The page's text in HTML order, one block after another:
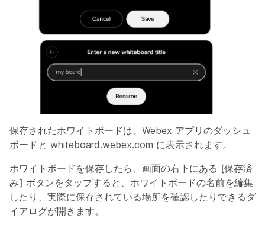
保存されたホワイトボードは、Webex アプリのダッシュ
ボードと whiteboard.webex.com に表示されます。
ホワイトボードを保存したら、画面の右下にある [保存済
み] ボタンをタップすると、ホワイトボードの名前を編集
したり、実際に保存されている場所を確認したりできるダ
イアログが開きます。